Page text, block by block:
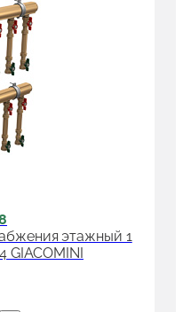
этажный 1
GIACOMINI